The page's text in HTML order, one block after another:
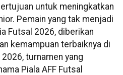
untuk meningkatkan
Pemain yang tak menjadi
Futsal 2026, diberikan
kemampuan terbaiknya di
turnamen yang
Piala AFF Futsal